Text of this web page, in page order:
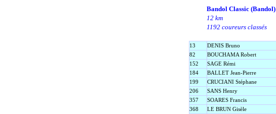
Bandol Classic (Bandol)
12 km
1192 coureurs classés
13 DENIS Bruno
82
BOUCHAMA Robert
152
SAGE Rémi
184
BALLET Jean-Pierre
199
CRUCIANI Stéphane
206
SANS Henry
357
SOARES Francis
368
LE BRUN Gisèle